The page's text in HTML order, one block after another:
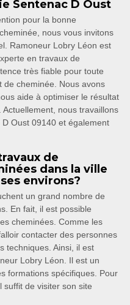
Sentenac D Oust
pour la bonne
nous vous invitons
Ramoneur Lobry Léon est
en travaux de
très fiable pour toute
de cheminée. Nous avons
aide à optimiser le résultat
nous travaillons
Oust 09140 et également
de
dans la ville
environs?
un grand nombre de
En fait, il est possible
cheminées. Comme les
contacter des personnes
techniques. Ainsi, il est
Lobry Léon. Il est un
formations spécifiques. Pour
suffit de visiter son site